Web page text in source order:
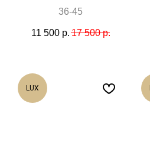
36-45
11 500 р. 17 500 р.
LUX